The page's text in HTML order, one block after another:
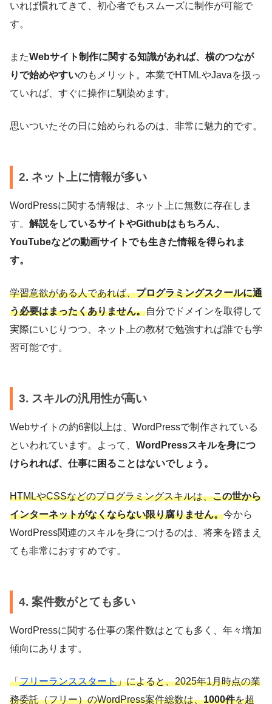
いれば慣れてきて、初心者でもスムーズに制作が可能で
す。
またWebサイト制作に関する知識があれば、横のつなが
りで始めやすいのもメリット。本業でHTMLやJavaを扱っ
ていれば、すぐに操作に馴染めます。
思いついたその日に始められるのは、非常に魅力的です。
2. ネット上に情報が多い
WordPressに関する情報は、ネット上に無数に存在しま
す。 解説をしているサイトやGithubはもちろん、
YouTubeなどの動画サイトでも生きた情報を得られま
す。
学習意欲がある人であれば、プログラミングスクールに通
う必要はまったくありません。自分でドメインを取得して
実際にいじりつつ、ネット上の教材で勉強すれば誰でも学
習可能です。
3. スキルの汎用性が高い
Webサイトの約6割以上は、WordPressで制作されている
といわれています。よって、 WordPressスキルを身につ
けられれば、仕事に困ることはないでしょう。
HTMLやCSSなどのプログラミングスキルは、この世から
インターネットがなくならない限り腐りません。今から
WordPress関連のスキルを身につけるのは、将来を踏まえ
ても非常におすすめです。
4. 案件数がとても多い
WordPressに関する仕事の案件数はとても多く、年々増加
傾向にあります。
「フリーランススタート」によると、2025年1月時点の業
務委託（フリー）のWordPress案件総数は、1000件を超